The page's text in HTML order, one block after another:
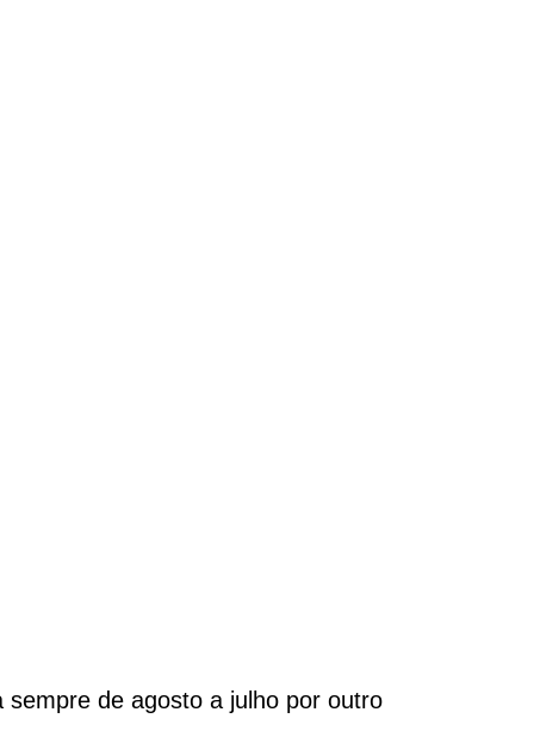
de agosto a julho por outro